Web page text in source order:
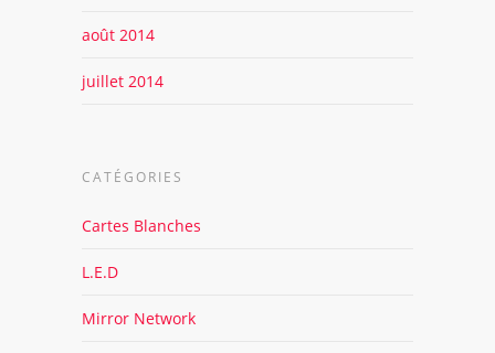
août 2014
juillet 2014
CATÉGORIES
Cartes Blanches
L.E.D
Mirror Network